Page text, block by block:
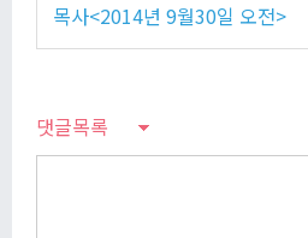
목사<2014년 9월30일 오전>
댓글목록